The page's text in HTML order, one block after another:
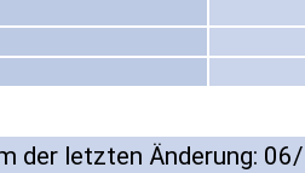
der letzten Änderung: